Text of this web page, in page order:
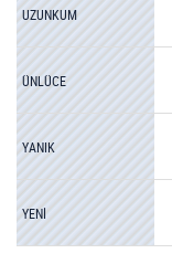
UZUNKUM
ÜNLÜCE
YANIK
YENİ